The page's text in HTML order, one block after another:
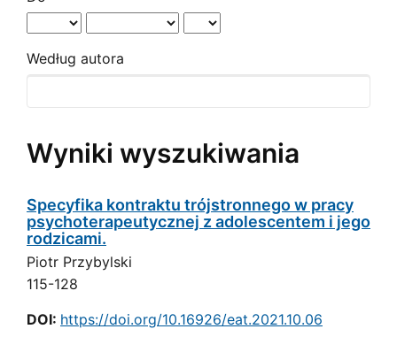
Według autora
Wyniki wyszukiwania
Specyfika kontraktu trójstronnego w pracy
psychoterapeutycznej z adolescentem i jego
rodzicami.
Piotr Przybylski
115-128
DOI: https://doi.org/10.16926/eat.2021.10.06